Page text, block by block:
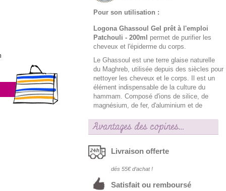
Pour son utilisation :
Logona Ghassoul Gel prêt à l'emploi
Patchouli - 200ml permet de purifier les
cheveux et l'épiderme du corps.
Le Ghassoul est une terre glaise naturelle
du Maghreb, utilisée depuis des siècles pour
nettoyer les cheveux et le corps. Il est un
élément indispensable de la culture du
hammam. Composé d'ions de silice, de
magnésium, de fer, d'aluminium et de
différente de celle d'un shampooing ou d'un
savon.
Avantages des copines…
Livraison offerte
dés 55€ d‘achat !
Satisfait ou remboursé